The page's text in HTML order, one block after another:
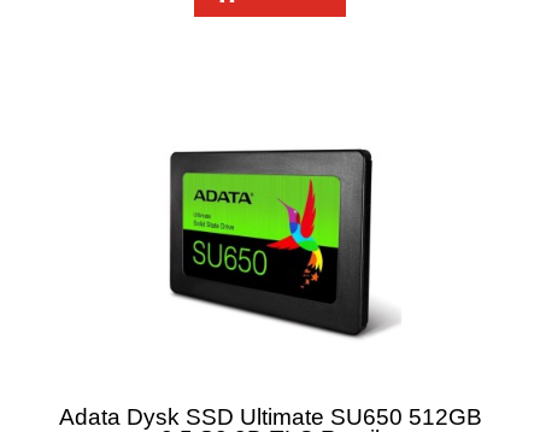
Adata Dysk SSD Ultimate SU650 512GB